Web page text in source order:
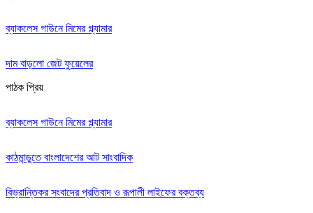
ব্যাকলেস গাউনে মিমের গ্ল্যামার
দাম বাড়লো জেট ফুয়েলের
পাঠক প্রিয়
ব্যাকলেস গাউনে মিমের গ্ল্যামার
কাঠমান্ডুতে বাংলাদেশের আট সাংবাদিক
বিভ্রান্তিকর সংবাদের প্রতিবাদ ও রূপালী লাইফের বক্তব্য